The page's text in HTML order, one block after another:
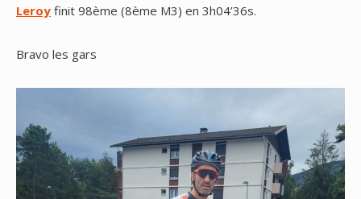
Leroy finit 98ème (8ème M3) en 3h04’36s.
Bravo les gars